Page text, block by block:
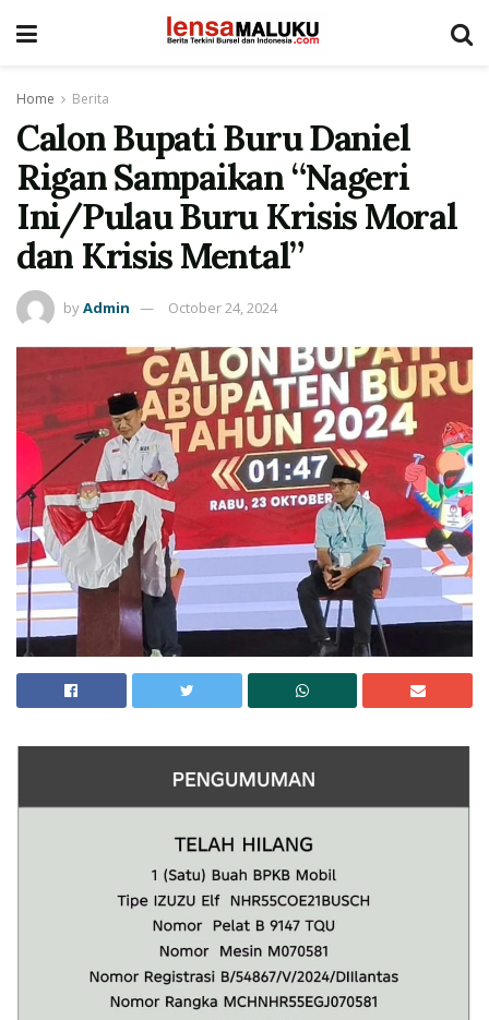
Home Berita
Calon Bupati Buru Daniel
Rigan Sampaikan “Nageri
Ini/Pulau Buru Krisis Moral
dan Krisis Mental”
byAdmin October 24, 2024